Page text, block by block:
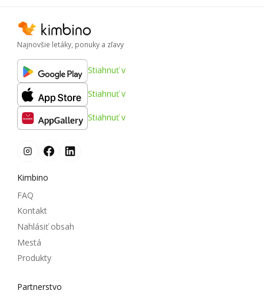
Najnovšie letáky, ponuky a zľavy
Stiahnuť v
Stiahnuť v
Stiahnuť v
Kimbino
FAQ
Kontakt
Nahlásiť obsah
Mestá
Produkty
Partnerstvo